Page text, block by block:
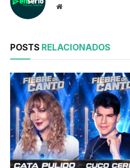
Website
POSTS RELACIONADOS